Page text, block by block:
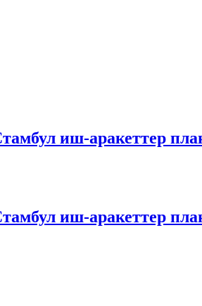
иш-аракеттер
иш-аракеттер